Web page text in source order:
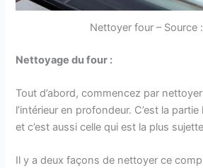
Nettoyer four – Source
Nettoyage du four :
Tout d’abord, commencez par
l’intérieur en profondeur. C’est la
et c’est aussi celle qui est la plus
Il y a deux façons de nettoyer ce